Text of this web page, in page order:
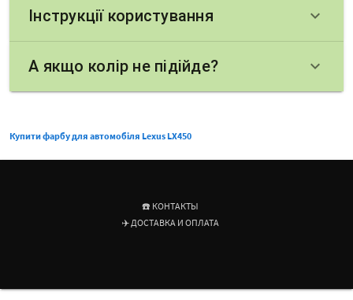
Інструкції користування keyboard_arrow_down
А якщо колір не підійде? keyboard_arrow_down
Купити фарбу для автомобіля Lexus LX450
☎️ КОНТАКТЫ
✈️ ДОСТАВКА И ОПЛАТА